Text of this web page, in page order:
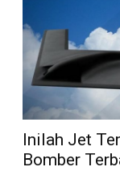
Inilah Jet
Bomber